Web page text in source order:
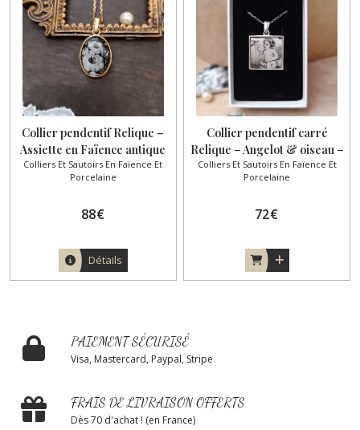
Collier pendentif Relique –
Assiette en Faïence antique
Colliers Et Sautoirs En Faïence Et
Porcelaine
88€
Détails
Collier pendentif carré
Relique – Angelot & oiseau –
Faïence ancienne
Colliers Et Sautoirs En Faïence Et
Porcelaine
72€
PAIEMENT SÉCURISÉ
Visa, Mastercard, Paypal, Stripe
FRAIS DE LIVRAISON OFFERTS
Dès 70 d'achat ! (en France)